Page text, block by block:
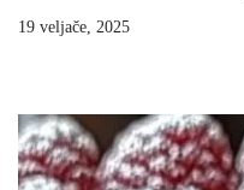
19 veljače, 2025